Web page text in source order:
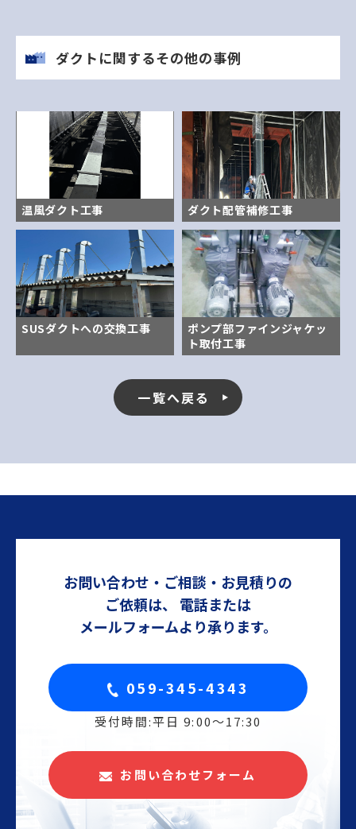
ダクトに関するその他の事例
温風ダクト工事 ダクト配管補修工事
SUSダクトへの交換工事
ポンプ部ファインジャケッ
ト取付工事
一覧へ戻る
お問い合わせ・ご相談・お見積りの
ご依頼は、
電話または
メールフォームより承ります。
059-345-4343
受付時間:平日 9:00〜17:30
お問い合わせフォーム